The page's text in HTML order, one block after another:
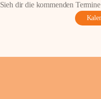
Sieh dir die kommenden